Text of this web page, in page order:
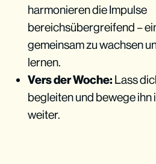
harmonieren die Impulse
bereichsübergreifend –
gemeinsam zu wachsen
lernen.
Vers der Woche: Lass
begleiten und bewege ihn
weiter.